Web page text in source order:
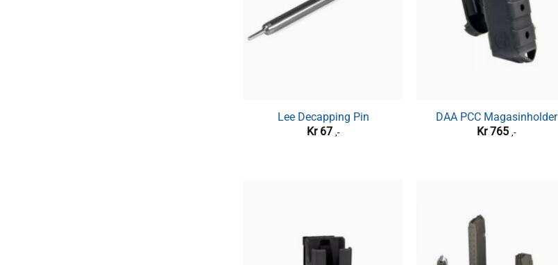
Lee Decapping Pin
Kr 67 ,-
DAA PCC Magasinholder
Kr765 ,-